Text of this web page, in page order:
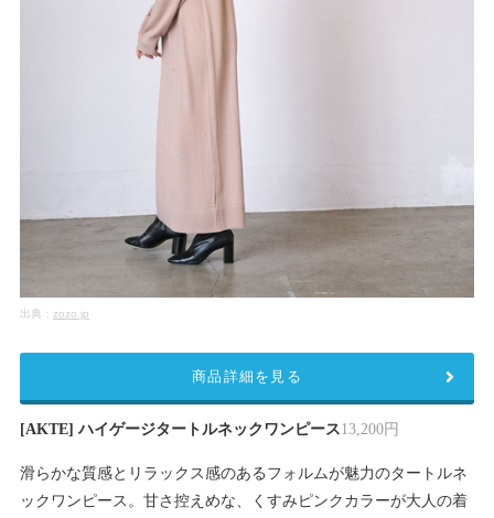
出典： zozo.jp
[AKTE] ハイゲージタートルネックワンピース13,200円
滑らかな質感とリラックス感のあるフォルムが魅力のタートルネ
ックワンピース。甘さ控えめな、くすみピンクカラーが大人の着
商品詳細を見る